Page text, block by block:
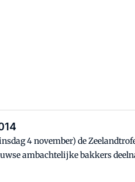
4 november) de
ambachtelijke bakkers